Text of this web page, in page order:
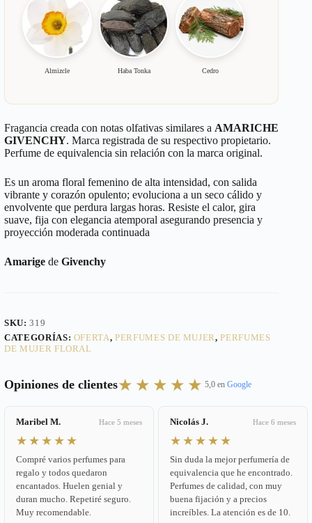
Almizcle Haba Tonka Cedro
Fragancia creada con notas olfativas similares a AMARICHE
GIVENCHY. Marca registrada de su respectivo propietario.
Perfume de equivalencia sin relación con la marca original.
Es un aroma floral femenino de alta intensidad, con salida
vibrante y corazón opulento; evoluciona a un seco cálido y
envolvente que perdura largas horas. Resiste el calor, gira
suave, fija con elegancia atemporal asegurando presencia y
proyección moderada continuada
Amarige de Givenchy
SKU:319
CATEGORÍAS: OFERTA,PERFUMES DE MUJER,PERFUMES
DE MUJER FLORAL
Opiniones de clientes★★★★★ 5,0 en Google
Maribel M. Hace 5 meses
★★★★★
Compré varios perfumes para
regalo y todos quedaron
encantados. Huelen genial y
duran mucho. Repetiré seguro.
Muy recomendable.
Nicolás J. Hace 6 meses
★★★★★
Sin duda la mejor perfumería de
equivalencia que he encontrado.
Perfumes de calidad, con muy
buena fijación y a precios
increíbles. La atención es de 10.